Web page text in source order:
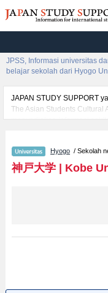
JPSS, Informasi universitas
belajar sekolah dari Hyogo
JAPAN STUDY SUPPORT
The Asian Students Cultural
menyediakan informasi
fakultas seperti Fakultas
EngineeringatauFakultas
MedicineatauFakultas
berbagai informasi yang
kuota untuk jumlah
Hyogo / Sekolah
神戸大学| Kobe